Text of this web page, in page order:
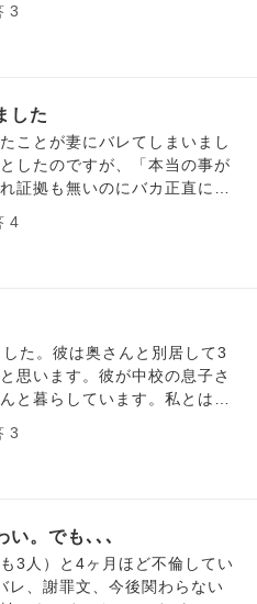
って常に思い、私は昔からそ
しょうか？また、いつになっ
来る事ができるのでしょう
人と一緒になれる日が来るの
ではありますが、ご回答いた
のパートナーを傷つけてしま
出来る事は無いと思うので
感じてしまいます。
3
した
ことが妻にバレてしまいまし
したのですが、「本当の事が
証拠も無いのにバカ正直に告
妻は泣いたり嘔吐したりと
この時になって初めて「大変
。 恥ずかしながら、私は妻
せんでした。だからと言って
でしたが、ある女性と出会っ
ってしまいました。正直「バ
いにも関わらず、不倫の原因
かわかりません。 私は今、
びに、家族への罪悪感と自分
いつまで続くのか、離婚を言
4
た。彼は奥さんと別居して3
思います。彼が中校の息子さ
と暮らしています。私とは食
は1年です。 2ヶ月前に
未だ奥さんと金銭面で揉めて
いました。 彼が私を大切に
息子さんとの時間を大切にし
付き合いしてから奥さんとの
3
い。でも､､､
3人）と4ヶ月ほど不倫してい
レ、謝罪文、今後関わらない